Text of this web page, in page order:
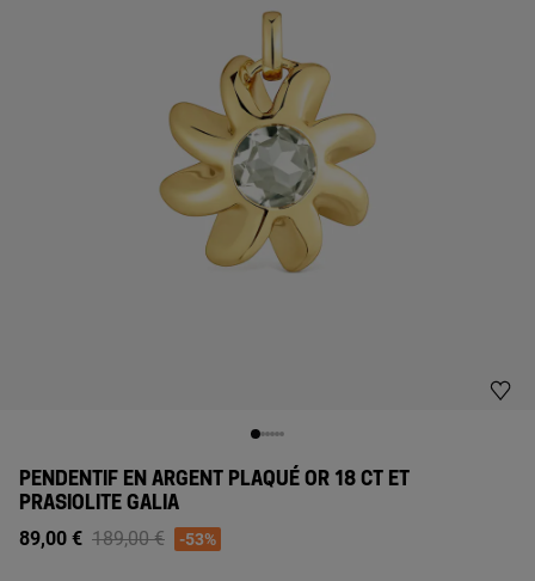
PENDENTIF EN ARGENT PLAQUÉ OR 18 CT ET
PRASIOLITE GALIA
89,00 € Price reduced from
189,00 €to-53%